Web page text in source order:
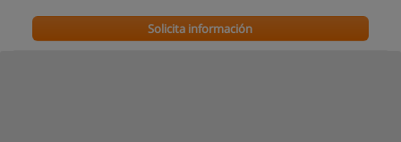
Solicita información